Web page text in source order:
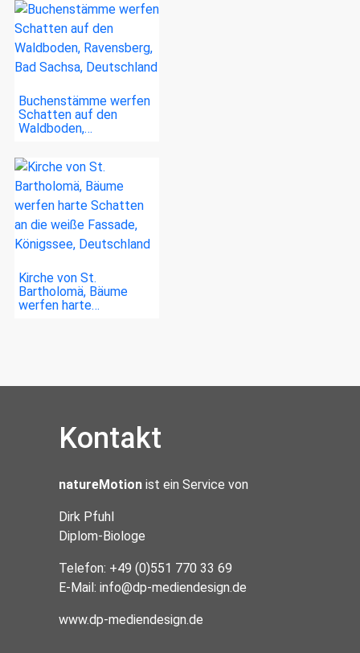
Buchenstämme werfen
Schatten auf den
Waldboden,…
Kirche von St.
Bartholomä, Bäume
werfen harte…
Kontakt
natureMotion ist ein Service von
Dirk Pfuhl
Diplom-Biologe
Telefon: +49 (0)551 770 33 69
E-Mail: info@dp-mediendesign.de
www.dp-mediendesign.de